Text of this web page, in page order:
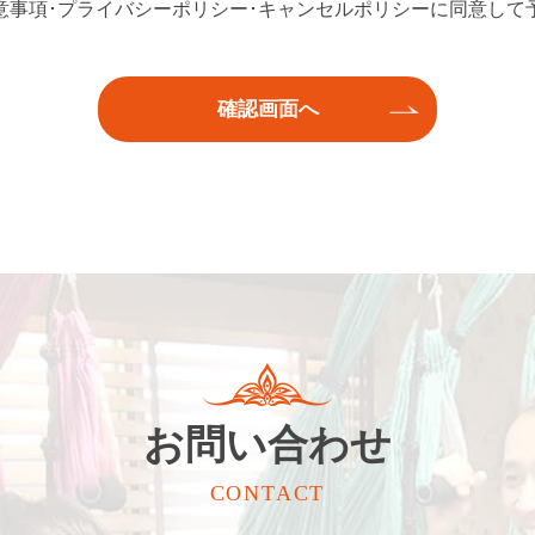
事項･プライバシーポリシー･キャンセルポリシーに同意して
お問い合わせ
CONTACT